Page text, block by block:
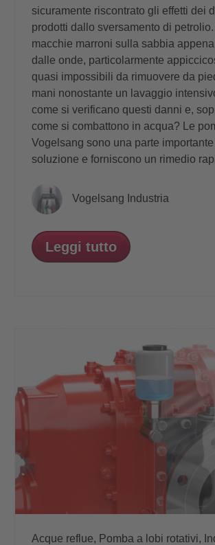
sicuramente riscontrato gli effetti dei
prodotti dallo sversamento di
macchie marroni sulla sabbia
dalle onde, particolarmente
quasi impossibili da rimuovere da
mani nonostante un lavaggio
come si verificano questi danni e,
come si combattono in acqua? Le
Vogelsang sono una parte
soluzione e forniscono un rimedio
Vogelsang Industria
Leggi tutto
Acque reflue, Pomba a lobi rotativi,